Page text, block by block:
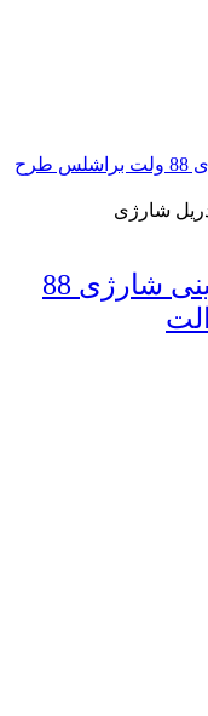
شارژی
کیت دو عددی دریل و مینی شارژی 88